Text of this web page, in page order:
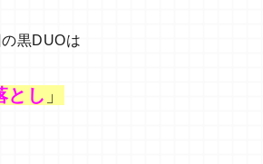
黒DUOは
とし 」